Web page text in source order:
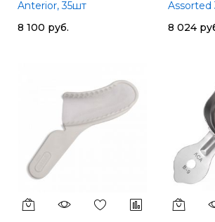
Anterior, 35шт
8 100 руб.
Assorted
8 024